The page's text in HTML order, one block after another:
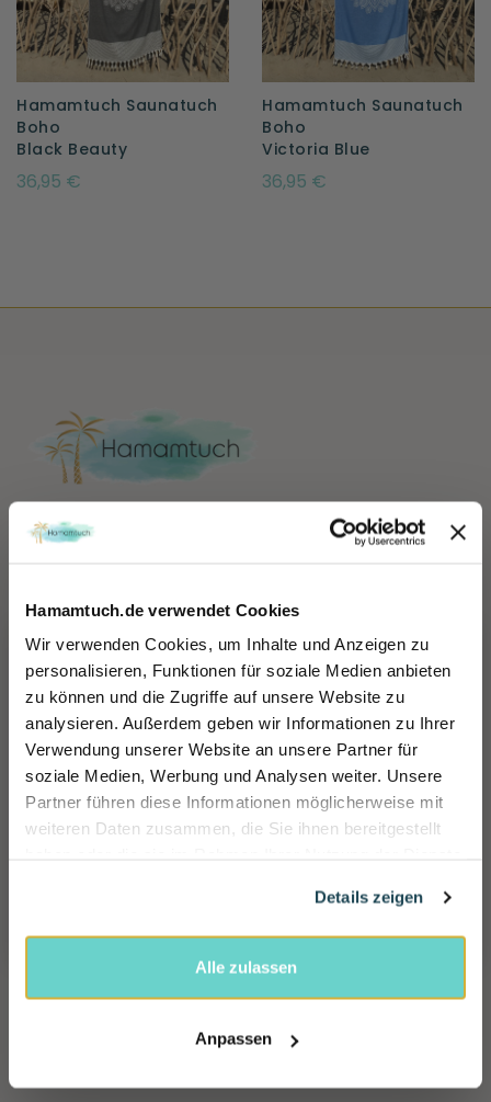
Hamamtuch.de verwendet Cookies
Wir verwenden Cookies, um Inhalte und Anzeigen zu
personalisieren, Funktionen für soziale Medien anbieten
zu können und die Zugriffe auf unsere Website zu
analysieren. Außerdem geben wir Informationen zu Ihrer
Verwendung unserer Website an unsere Partner für
soziale Medien, Werbung und Analysen weiter. Unsere
Partner führen diese Informationen möglicherweise mit
weiteren Daten zusammen, die Sie ihnen bereitgestellt
Details zeigen
Alle zulassen
Anpassen
Hamamtuch Saunatuch
Boho
Black Beauty
36,95 €
Hamamtuch Saunatuch
Boho
Victoria Blue
36,95 €
HAMAMTUCH.DE
Kategorien
Hamamtuch Palm Beach
Hamamtuch Botanic Art
Hamamtuch Double Diamond
Sicher dir 10% Rabatt!
Name